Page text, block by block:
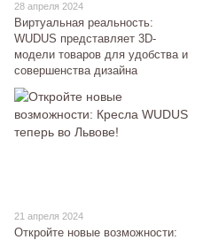
28 апреля 2024
Виртуальная реальность:
WUDUS представляет 3D-
модели товаров для удобства и
совершенства дизайна
21 апреля 2024
Откройте новые возможности: